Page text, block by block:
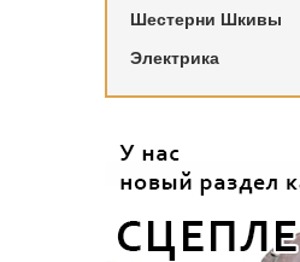
Шестерни Шкивы
Электрика